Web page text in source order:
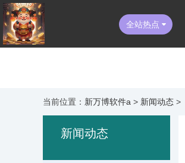
全站热点
当前位置： 新万博软件a > 新闻动态 >
新闻动态